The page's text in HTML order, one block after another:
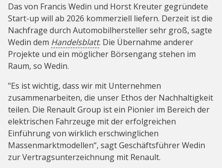
Das von Francis Wedin und Horst Kreuter gegründete
Start-up will ab 2026 kommerziell liefern. Derzeit ist die
Nachfrage durch Automobilhersteller sehr groß, sagte
Wedin dem Handelsblatt. Die Übernahme anderer
Projekte und ein möglicher Börsengang stehen im
Raum, so Wedin.
"Es ist wichtig, dass wir mit Unternehmen
zusammenarbeiten, die unser Ethos der Nachhaltigkeit
teilen. Die Renault Group ist ein Pionier im Bereich der
elektrischen Fahrzeuge mit der erfolgreichen
Einführung von wirklich erschwinglichen
Massenmarktmodellen“, sagt Geschäftsführer Wedin
zur Vertragsunterzeichnung mit Renault.